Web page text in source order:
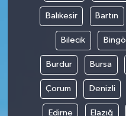
Balıkesir Bartın
Bilecik Bingöl
Burdur Bursa
Çorum Denizli
Edirne Elazığ